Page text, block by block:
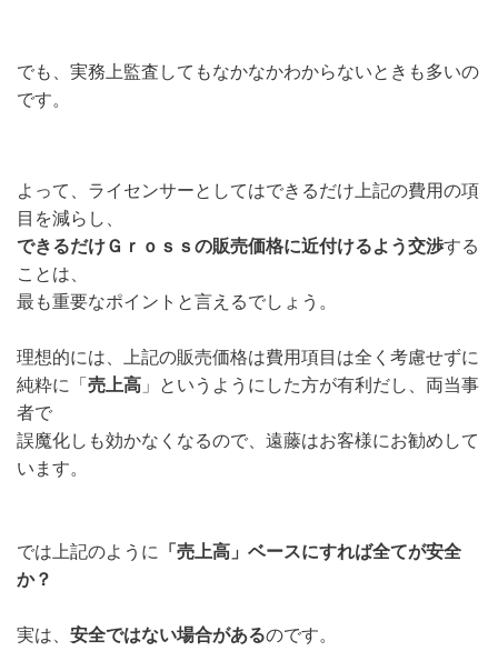
でも、実務上監査してもなかなかわからないときも多いの
です。
よって、ライセンサーとしてはできるだけ上記の費用の項
目を減らし、
できるだけＧｒｏｓｓの販売価格に近付けるよう交渉する
ことは、
最も重要なポイントと言えるでしょう。
理想的には、上記の販売価格は費用項目は全く考慮せずに
純粋に「 売上高 」というようにした方が有利だし、両当事
者で
誤魔化しも効かなくなるので、遠藤はお客様にお勧めして
います。
では上記のように
「売上高」ベースにすれば全てが安全
か？
実は、 安全ではない場合があるのです。